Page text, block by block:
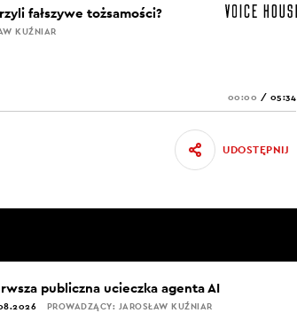
fałszywe tożsamości?
KUŹNIAR
00:00 / 05:34
UDOSTĘPNIJ
publiczna ucieczka agenta AI
PROWADZĄCY: JAROSŁAW KUŹNIAR